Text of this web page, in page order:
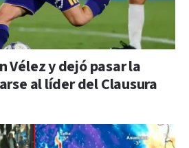
Vélez y dejó pasar la
al líder del Clausura